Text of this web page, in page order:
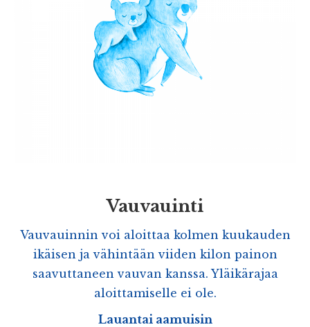
Vauvauinti
Vauvauinnin voi aloittaa kolmen kuukauden
ikäisen ja vähintään viiden kilon painon
saavuttaneen vauvan kanssa. Yläikärajaa
aloittamiselle ei ole.
Lauantai aamuisin